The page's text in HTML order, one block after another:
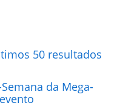
50 resultados
da Mega-